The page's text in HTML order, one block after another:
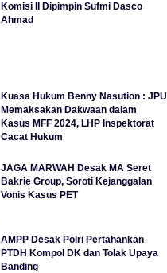
Komisi II Dipimpin Sufmi Dasco
Ahmad
Kuasa Hukum Benny Nasution : JPU
Memaksakan Dakwaan dalam
Kasus MFF 2024, LHP Inspektorat
Cacat Hukum
JAGA MARWAH Desak MA Seret
Bakrie Group, Soroti Kejanggalan
Vonis Kasus PET
AMPP Desak Polri Pertahankan
PTDH Kompol DK dan Tolak Upaya
Banding